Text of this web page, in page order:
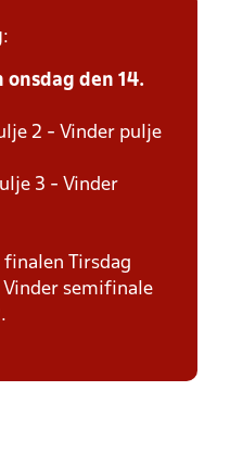
:
den 14.
2 - Vinder pulje
3 - Vinder
Tirsdag
semifinale